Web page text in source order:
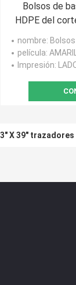
Bolsos de
HDPE del
de 10
nombre: Bolsos
película:
Impresión:
X 39"